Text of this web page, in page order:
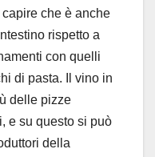
che è anche
rispetto a
con quelli
di pasta. Il vino in
delle pizze
e su questo si può
della